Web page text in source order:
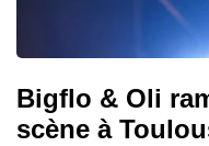
Bigflo & Oli
scène à